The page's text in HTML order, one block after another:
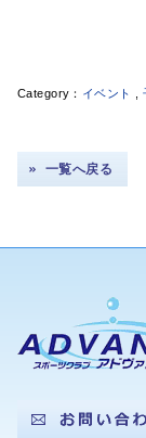
イベント
一覧へ戻る